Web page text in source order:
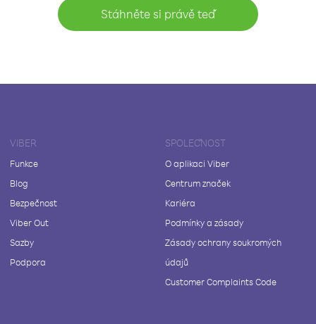
Stáhněte si právě teď
VIBER
Funkce
Blog
Bezpečnost
Viber Out
Sazby
Podpora
SPOLEČNOST
O aplikaci Viber
Centrum značek
Kariéra
Podmínky a zásady
Zásady ochrany soukromých
údajů
Customer Complaints Code